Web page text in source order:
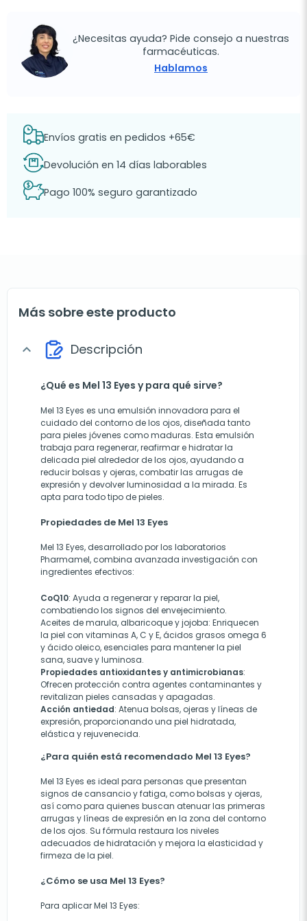
¿Necesitas ayuda? Pide consejo a nuestras
farmacéuticas.
Hablamos
Envíos gratis en pedidos +65€
Devolución en 14 días laborables
Pago 100% seguro garantizado
Más sobre este producto
expand_more Descripción
¿Qué es Mel 13 Eyes y para qué sirve?
Mel 13 Eyes es una emulsión innovadora para el
cuidado del contorno de los ojos, diseñada tanto
para pieles jóvenes como maduras. Esta emulsión
trabaja para regenerar, reafirmar e hidratar la
delicada piel alrededor de los ojos, ayudando a
reducir bolsas y ojeras, combatir las arrugas de
expresión y devolver luminosidad a la mirada. Es
apta para todo tipo de pieles.
Propiedades de Mel 13 Eyes
Mel 13 Eyes, desarrollado por los laboratorios
Pharmamel, combina avanzada investigación con
ingredientes efectivos:
CoQ10: Ayuda a regenerar y reparar la piel,
combatiendo los signos del envejecimiento.
Aceites de marula, albaricoque y jojoba: Enriquecen
la piel con vitaminas A, C y E, ácidos grasos omega 6
y ácido oleico, esenciales para mantener la piel
sana, suave y luminosa.
Propiedades antioxidantesy antimicrobianas:
Ofrecen protección contra agentes contaminantes y
revitalizan pieles cansadas y apagadas.
Acción antiedad: Atenua bolsas, ojeras y líneas de
expresión, proporcionando una piel hidratada,
elástica y rejuvenecida.
¿Para quién está recomendado Mel 13 Eyes?
Mel 13 Eyes es ideal para personas que presentan
signos de cansancio y fatiga, como bolsas y ojeras,
así como para quienes buscan atenuar las primeras
arrugas y líneas de expresión en la zona del contorno
de los ojos. Su fórmula restaura los niveles
adecuados de hidratación y mejora la elasticidad y
firmeza de la piel.
¿Cómo se usa Mel 13 Eyes?
Para aplicar Mel 13 Eyes: